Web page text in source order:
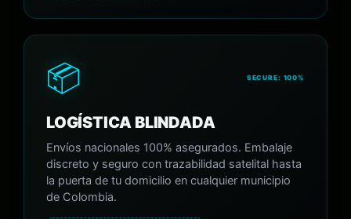
📦 SECURE: 100%
LOGÍSTICA BLINDADA
Envíos nacionales 100% asegurados. Embalaje
discreto y seguro con trazabilidad satelital hasta
la puerta de tu domicilio en cualquier municipio
de Colombia.